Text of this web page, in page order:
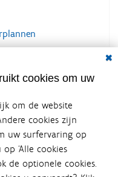
cookies om uw
om de website
cookies zijn
uw surfervaring op
‘Alle cookies
de optionele cookies.